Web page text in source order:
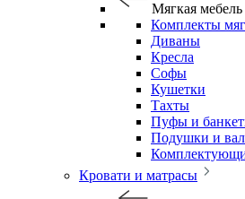
Мягкая мебель
Комплекты
Диваны
Кресла
Софы
Кушетки
Тахты
Пуфы и
Подушки и
Кровати и матрасы